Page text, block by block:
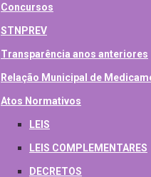
Concursos
STNPREV
Transparência anos anteriores
Relação Municipal de
Atos Normativos
LEIS
LEIS COMPLEMENTARES
DECRETOS